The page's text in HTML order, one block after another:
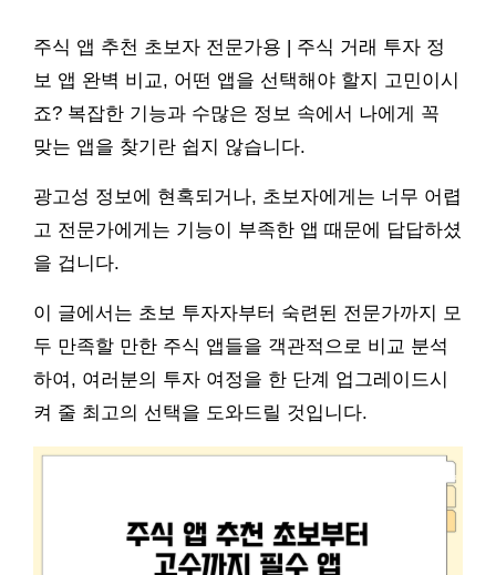
주식 앱 추천 초보자 전문가용 | 주식 거래 투자 정
보 앱 완벽 비교, 어떤 앱을 선택해야 할지 고민이시
죠? 복잡한 기능과 수많은 정보 속에서 나에게 꼭
맞는 앱을 찾기란 쉽지 않습니다.
광고성 정보에 현혹되거나, 초보자에게는 너무 어렵
고 전문가에게는 기능이 부족한 앱 때문에 답답하셨
을 겁니다.
이 글에서는 초보 투자자부터 숙련된 전문가까지 모
두 만족할 만한 주식 앱들을 객관적으로 비교 분석
하여, 여러분의 투자 여정을 한 단계 업그레이드시
켜 줄 최고의 선택을 도와드릴 것입니다.